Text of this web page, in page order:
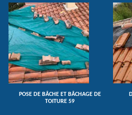
POSE DE BÂCHE ET BÂCHAGE DE
TOITURE 59